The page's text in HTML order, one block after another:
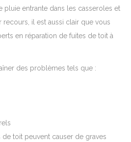
pluie entrante dans les casseroles et
il est aussi clair que vous
en réparation de fuites de toit à
des problèmes tels que :
toit peuvent causer de graves